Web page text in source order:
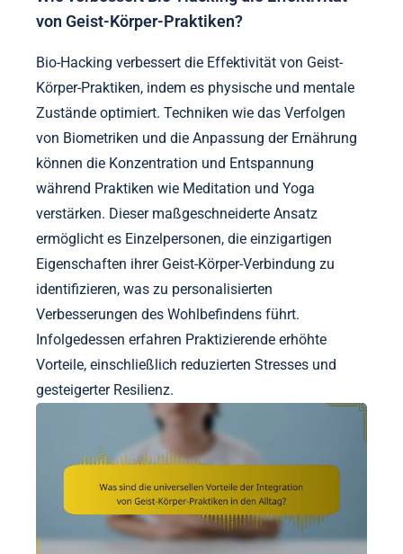
von Geist-Körper-Praktiken?
Bio-Hacking verbessert die Effektivität von Geist-
Körper-Praktiken, indem es physische und mentale
Zustände optimiert. Techniken wie das Verfolgen
von Biometriken und die Anpassung der Ernährung
können die Konzentration und Entspannung
während Praktiken wie Meditation und Yoga
verstärken. Dieser maßgeschneiderte Ansatz
ermöglicht es Einzelpersonen, die einzigartigen
Eigenschaften ihrer Geist-Körper-Verbindung zu
identifizieren, was zu personalisierten
Verbesserungen des Wohlbefindens führt.
Infolgedessen erfahren Praktizierende erhöhte
Vorteile, einschließlich reduzierten Stresses und
gesteigerter Resilienz.